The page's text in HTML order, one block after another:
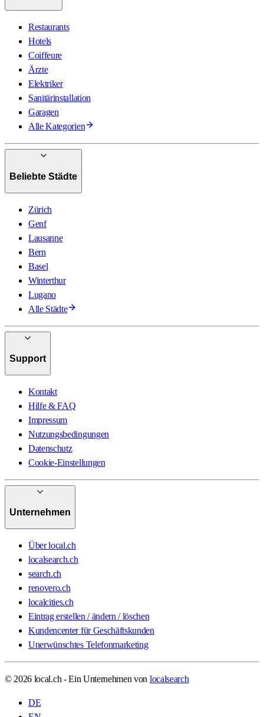
Restaurants
Hotels
Coiffeure
Ärzte
Elektriker
Sanitärinstallation
Garagen
Alle Kategorien
Beliebte Städte
Zürich
Genf
Lausanne
Bern
Basel
Winterthur
Lugano
Alle Städte
Support
Kontakt
Hilfe & FAQ
Impressum
Nutzungsbedingungen
Datenschutz
Cookie-Einstellungen
Unternehmen
Über local.ch
localsearch.ch
search.ch
renovero.ch
localcities.ch
Eintrag erstellen / ändern / löschen
Kundencenter für Geschäftskunden
Unerwünschtes Telefonmarketing
© 2026 local.ch - Ein Unternehmen von localsearch
DE